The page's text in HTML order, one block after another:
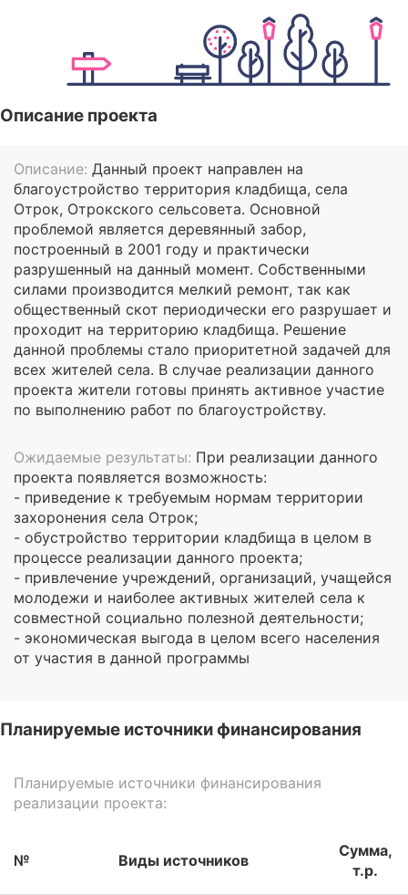
Описание проекта
Описание: Данный проект направлен на
благоустройство территория кладбища, села
Отрок, Отрокского сельсовета. Основной
проблемой является деревянный забор,
построенный в 2001 году и практически
разрушенный на данный момент. Собственными
силами производится мелкий ремонт, так как
общественный скот периодически его разрушает и
проходит на территорию кладбища. Решение
данной проблемы стало приоритетной задачей для
всех жителей села. В случае реализации данного
проекта жители готовы принять активное участие
по выполнению работ по благоустройству.
Ожидаемые результаты: При реализации данного
проекта появляется возможность:
- приведение к требуемым нормам территории
захоронения села Отрок;
- обустройство территории кладбища в целом в
процессе реализации данного проекта;
- привлечение учреждений, организаций, учащейся
молодежи и наиболее активных жителей села к
совместной социально полезной деятельности;
- экономическая выгода в целом всего населения
от участия в данной программы
Планируемые источники финансирования
Планируемые источники финансирования
реализации проекта:
№ Виды источников
Сумма,
т.р.